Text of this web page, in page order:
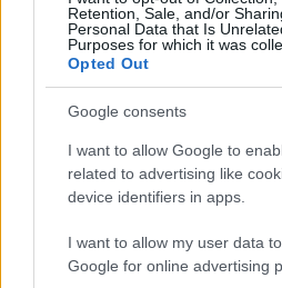
Retention, Sale, and/or
Personal Data that Is
Purposes for which it was
Opted Out
Google consents
I want to allow Google to
related to advertising like
device identifiers in apps.
I want to allow my user data
Google for online advertising